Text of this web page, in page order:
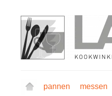
pannen messen